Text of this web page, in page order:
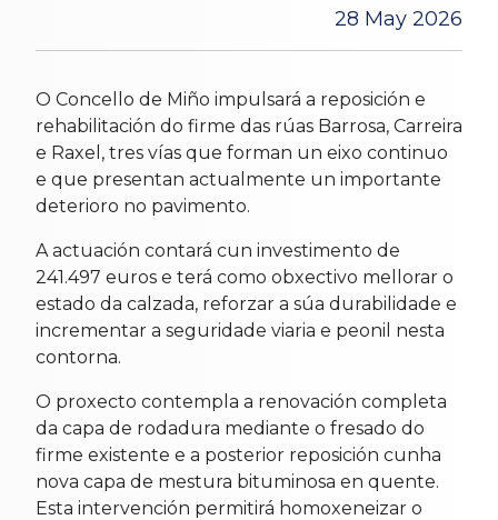
28 May 2026
O Concello de Miño impulsará a reposición e
rehabilitación do firme das rúas Barrosa, Carreira
e Raxel, tres vías que forman un eixo continuo
e que presentan actualmente un importante
deterioro no pavimento.
A actuación contará cun investimento de
241.497 euros e terá como obxectivo mellorar o
estado da calzada, reforzar a súa durabilidade e
incrementar a seguridade viaria e peonil nesta
contorna.
O proxecto contempla a renovación completa
da capa de rodadura mediante o fresado do
firme existente e a posterior reposición cunha
nova capa de mestura bituminosa en quente.
Esta intervención permitirá homoxeneizar o